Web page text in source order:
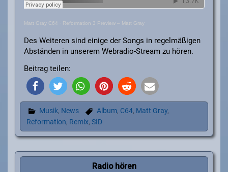
Matt Gray C64 · Reformation 3 Preview – Matt Gray
Des Weiteren sind einige der Songs in regelmäßigen
Abständen in unserem Webradio-Stream zu hören.
Beitrag teilen:
Musik, News Album, C64, Matt Gray,
Reformation, Remix, SID
Radio hören